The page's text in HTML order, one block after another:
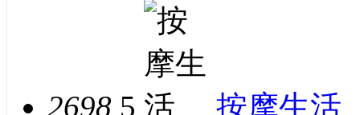
2698 5
按摩生活